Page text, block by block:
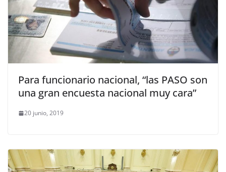
Para funcionario nacional, “las PASO son
una gran encuesta nacional muy cara”
20 junio, 2019